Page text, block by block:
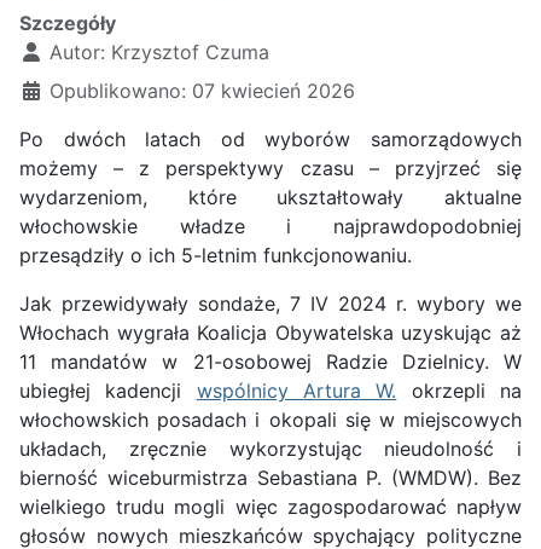
Szczegóły
Autor: Krzysztof Czuma
Opublikowano: 07 kwiecień 2026
Po dwóch latach od wyborów samorządowych
możemy – z perspektywy czasu – przyjrzeć się
wydarzeniom, które ukształtowały aktualne
włochowskie władze i najprawdopodobniej
przesądziły o ich 5-letnim funkcjonowaniu.
Jak przewidywały sondaże, 7 IV 2024 r. wybory we
Włochach wygrała Koalicja Obywatelska uzyskując aż
11 mandatów w 21-osobowej Radzie Dzielnicy. W
ubiegłej kadencji wspólnicy Artura W. okrzepli na
włochowskich posadach i okopali się w miejscowych
układach, zręcznie wykorzystując nieudolność i
bierność wiceburmistrza Sebastiana P. (WMDW). Bez
wielkiego trudu mogli więc zagospodarować napływ
głosów nowych mieszkańców spychający polityczne